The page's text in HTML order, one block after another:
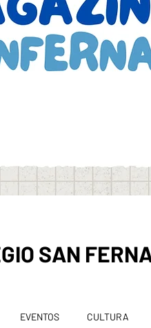
SAN
EVENTOS CULTURA